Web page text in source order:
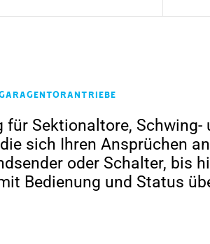
Sektionaltore, Schwing-
sich Ihren Ansprüchen
oder Schalter, bis
Bedienung und Status